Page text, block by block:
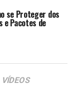
se Proteger dos
e Pacotes de
VÍDEOS